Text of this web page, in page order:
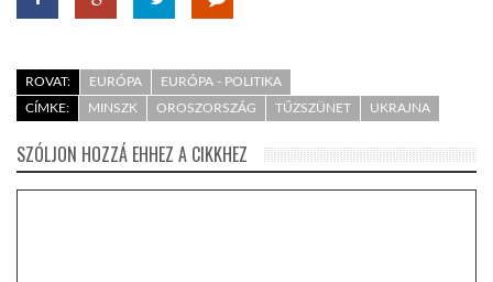
ROVAT: EURÓPA
EURÓPA - POLITIKA
CÍMKE:
MINSZK OROSZORSZÁG TŰZSZÜNET UKRAJNA
SZÓLJON HOZZÁ EHHEZ A CIKKHEZ